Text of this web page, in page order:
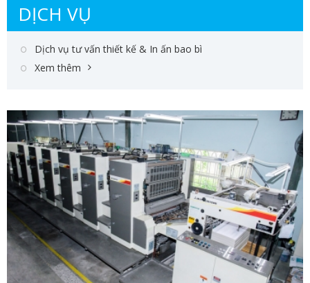
DỊCH VỤ
Dịch vụ tư vấn thiết kế & In ấn bao bì
Xem thêm